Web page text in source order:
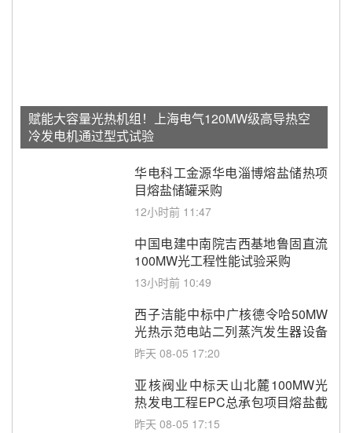
赋能大容量光热机组！上海电气120MW级高导热空
冷发电机通过型式试验
华电科工金源华电淄博熔盐储热项
目熔盐储罐采购
12小时前 11:47
中国电建中南院吉西基地鲁固直流
100MW光工程性能试验采购
13小时前 10:49
西子洁能中标中广核德令哈50MW
光热示范电站二列蒸汽发生器设备
采购
昨天 08-05 17:20
亚核阀业中标天山北麓100MW光
热发电工程EPC总承包项目熔盐截
止阀、熔盐三偏心蝶阀采购
昨天 08-05 17:15